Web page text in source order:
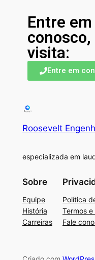
Entre
visita:
Entre em
Roosevelt
especializada em
Sobre
Equipe
História
Carreiras
Política
Termos
Fale